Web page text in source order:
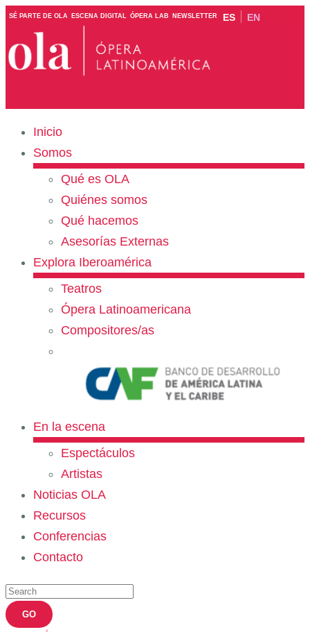
SÉ PARTE DE OLA ESCENA DIGITAL ÓPERA LAB NEWSLETTER ES EN
Inicio
Somos
Qué es OLA
Quiénes somos
Qué hacemos
Asesorías Externas
Explora Iberoamérica
Teatros
Ópera Latinoamericana
Compositores/as
En la escena
Espectáculos
Artistas
Noticias OLA
Recursos
Conferencias
Contacto